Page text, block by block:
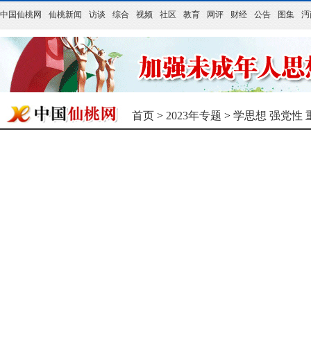
中国仙桃网 仙桃新闻 访谈 综合 视频 社区 教育 网评 财经 公告 图集
首页 > 2023年专题 > 学思想 强党性